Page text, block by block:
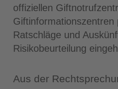
offiziellen
Giftinformationszentren
Ratschläge und
Risikobeurteilung
Aus der